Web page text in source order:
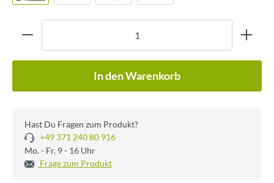
In den Warenkorb
Hast Du Fragen zum Produkt?
+49 371 240 80 916
Mo. - Fr. 9 - 16 Uhr
Frage zum Produkt